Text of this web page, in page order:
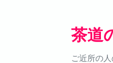
茶道
ご近所の